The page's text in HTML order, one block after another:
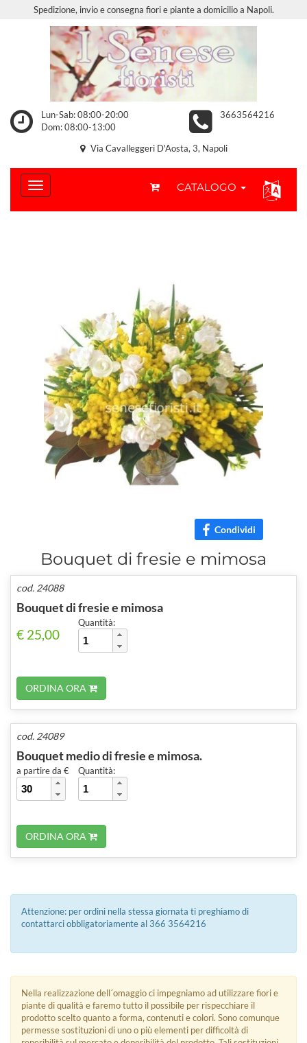
Spedizione, invio e consegna fiori e piante a domicilio a Napoli.
Lun-Sab: 08:00-20:00
Dom: 08:00-13:00
3663564216
Via Cavalleggeri D'Aosta, 3, Napoli
CATALOGO
Condividi
Bouquet di fresie e mimosa
cod. 24088
Bouquet di fresie e mimosa
€ 25,00
Quantità:
ORDINA ORA
cod. 24089
Bouquet medio di fresie e mimosa.
a partire da € Quantità:
ORDINA ORA
Attenzione: per ordini nella stessa giornata ti preghiamo di
contattarci obbligatoriamente al 366 3564216
Nella realizzazione dell´omaggio ci impegniamo ad utilizzare fiori e
piante di qualità e faremo tutto il possibile per rispecchiare il
prodotto scelto quanto a forma, contenuti e colori. Sono comunque
permesse sostituzioni di uno o più elementi per difficoltà di